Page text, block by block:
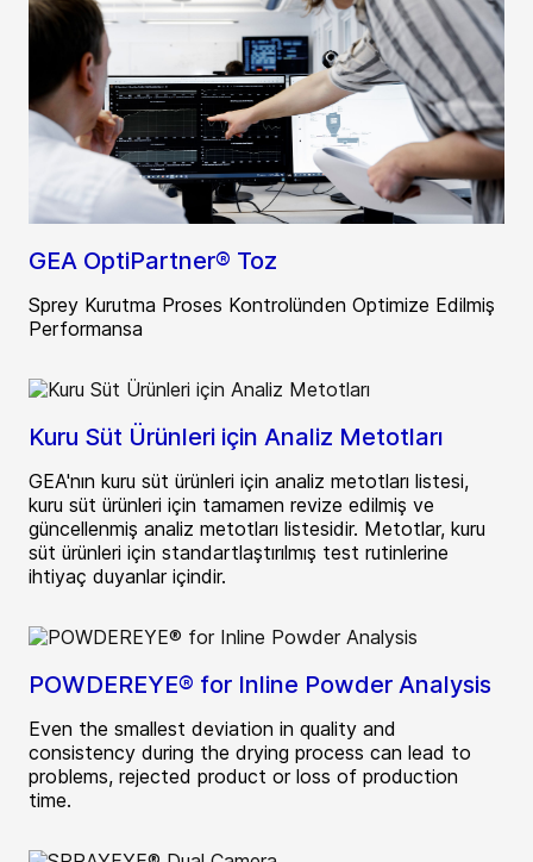
GEA OptiPartner® Toz
Sprey Kurutma Proses Kontrolünden Optimize Edilmiş
Performansa
Kuru Süt Ürünleri için Analiz Metotları
GEA'nın kuru süt ürünleri için analiz metotları listesi,
kuru süt ürünleri için tamamen revize edilmiş ve
güncellenmiş analiz metotları listesidir. Metotlar, kuru
süt ürünleri için standartlaştırılmış test rutinlerine
ihtiyaç duyanlar içindir.
POWDEREYE® for Inline Powder Analysis
Even the smallest deviation in quality and
consistency during the drying process can lead to
problems, rejected product or loss of production
time.